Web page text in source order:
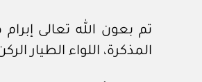
تم بعون الله تعالى
المذكرة، اللواء الطيار